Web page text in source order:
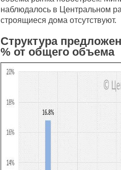
наблюдалось в Центральном
строящиеся дома отсутствуют.
Структура
% от общего объема